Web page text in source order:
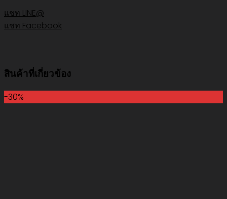
แชท LINE@
แชท Facebook
สินค้าที่เกี่ยวข้อง
-30%